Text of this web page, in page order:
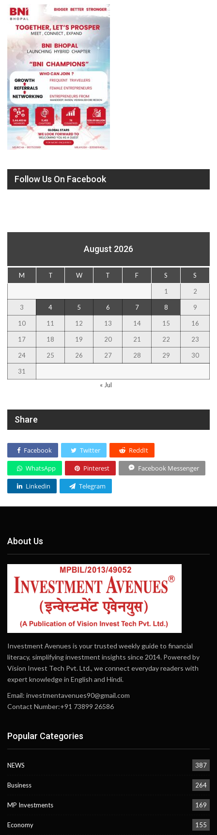
Follow Us On Facebook
August 2026
M T W T F S S
1 2
3 4 5 6 7 8 9
10 11 12 13 14 15 16
17 18 19 20 21 22 23
24 25 26 27 28 29 30
31
« Jul
Share
Facebook Twitter ReddIt
WhatsApp Pinterest Facebook Messenger
Linkedin Telegram
About Us
Investment Avenues is your trusted weekly guide to financial
literacy, simplifying investment insights since 2014. Powered by
Vision Invest Tech Pvt. Ltd., we connect everyday readers with
expert knowledge in English and Hindi.
Email: investmentavenues90@gmail.com
Contact Number:+91 73899 26586
Popular Categories
NEWS 387
Business 264
MP Investments 169
Economy 155